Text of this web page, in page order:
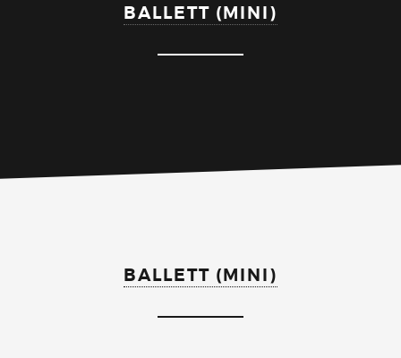
BALLETT (MINI)
BALLETT (MINI)